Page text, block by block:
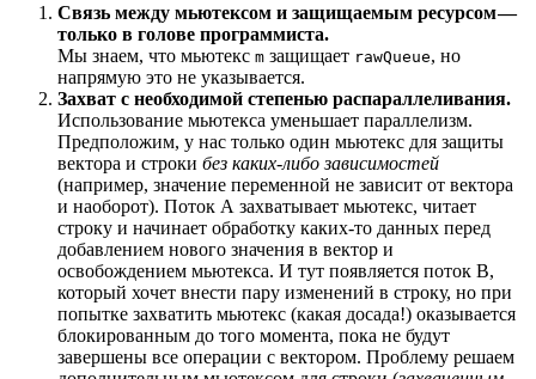
Связь между мьютексом и защищаемым ресурсом —
только в голове программиста.
Мы знаем, что мьютекс m защищает rawQueue, но
напрямую это не указывается.
Захват с необходимой степенью распараллеливания.
Использование мьютекса уменьшает параллелизм.
Предположим, у нас только один мьютекс для защиты
вектора и строки без каких-либо зависимостей
(например, значение переменной не зависит от вектора
и наоборот). Поток А захватывает мьютекс, читает
строку и начинает обработку каких-то данных перед
добавлением нового значения в вектор и
освобождением мьютекса. И тут появляется поток B,
который хочет внести пару изменений в строку, но при
попытке захватить мьютекс (какая досада!) оказывается
блокированным до того момента, пока не будут
завершены все операции с вектором. Проблему решаем